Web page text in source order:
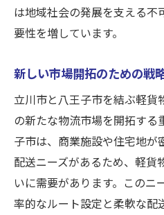
は地域社会の発展を支える不
要性を増しています。
新しい市場開拓のための戦
立川市と八王子市を結ぶ軽貨
の新たな物流市場を開拓する
子市は、商業施設や住宅地が
配送ニーズがあるため、軽貨
いに需要があります。このニ
率的なルート設定と柔軟な配